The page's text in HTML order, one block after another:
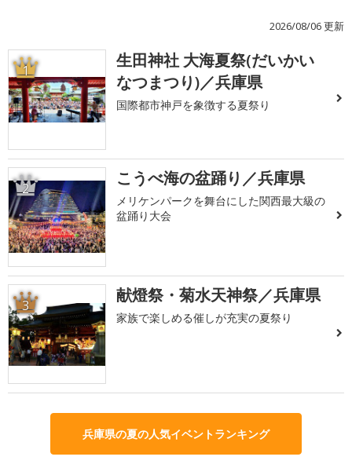
2026/08/06 更新
1
生田神社 大海夏祭(だいかい
なつまつり)／兵庫県
国際都市神戸を象徴する夏祭り
2 こうべ海の盆踊り／兵庫県
メリケンパークを舞台にした関西最大級の
盆踊り大会
3 献燈祭・菊水天神祭／兵庫県
家族で楽しめる催しが充実の夏祭り
兵庫県の夏の人気イベントランキング